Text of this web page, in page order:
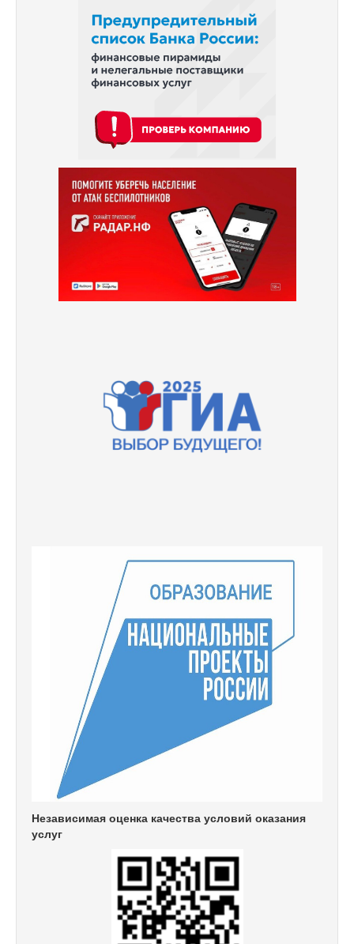
Независимая оценка качества условий оказания
услуг